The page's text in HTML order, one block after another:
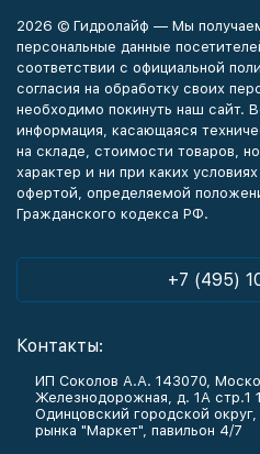
2026 © Гидролайф — Мы
персональные данные
соответствии с официальной
согласия на обработку своих
необходимо покинуть наш сайт.
информация, касающаяся
на складе, стоимости товаров,
характер и ни при каких
офертой, определяемой
Гражданского кодекса РФ.
+7 (495)
Контакты:
ИП Соколов А.А. 143070,
Железнодорожная, д. 1А стр.1
Одинцовский городской
рынка "Маркет", павильон 4/7